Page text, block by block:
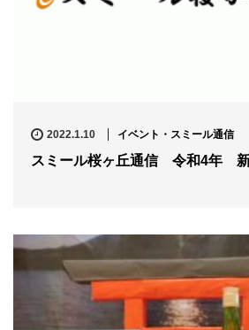
2022.1.10 イベント・スミール通信
スミール桜ヶ丘通信 令和4年